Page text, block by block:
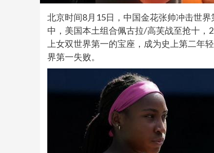
北京时间8月15日，中国金花张帅冲击世
中，美国本土组合佩古拉/高芙战至抢十
上女双世界第一的宝座，成为史上第二年
界第一失败。